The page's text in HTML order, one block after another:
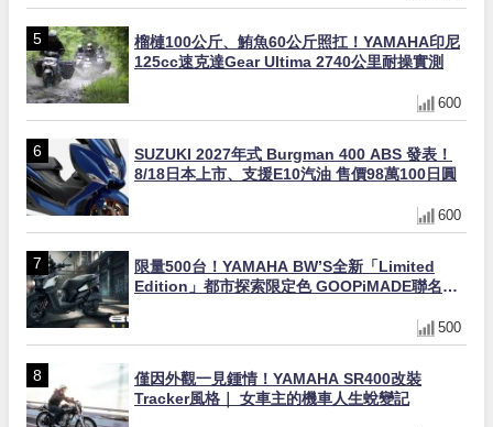
榴槤100公斤、鮪魚60公斤照扛！YAMAHA印尼
125cc速克達Gear Ultima 2740公里耐操實測
600
SUZUKI 2027年式 Burgman 400 ABS 發表！
8/18日本上市、支援E10汽油 售價98萬100日圓
600
限量500台！YAMAHA BW’S全新「Limited
Edition」都市探索限定色 GOOPiMADE聯名包
500
僅因外觀一見鍾情！YAMAHA SR400改裝
Tracker風格｜ 女車主的機車人生蛻變記